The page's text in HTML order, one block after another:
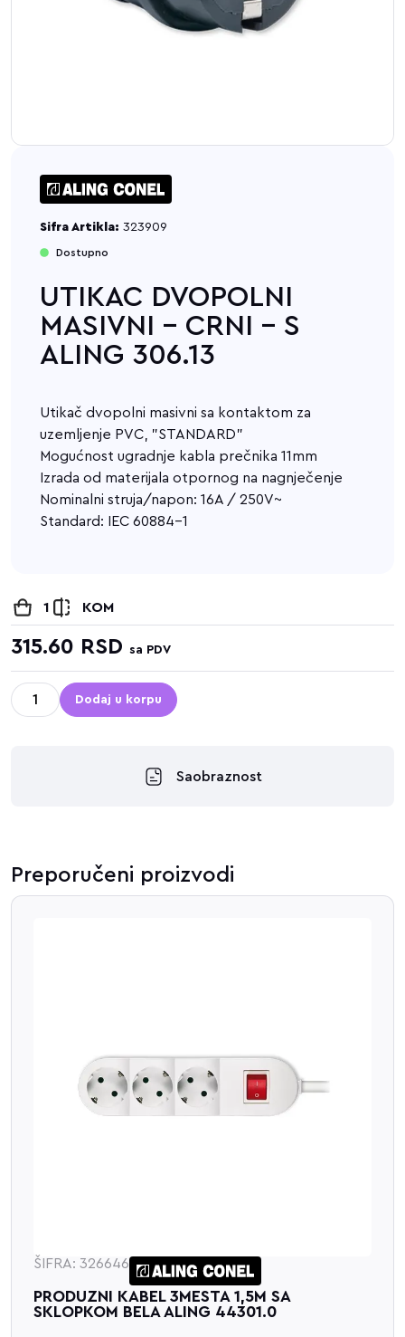
Sifra Artikla: 323909
Dostupno
UTIKAC DVOPOLNI
MASIVNI - CRNI - S
ALING 306.13
Utikač dvopolni masivni sa kontaktom za
uzemljenje PVC, "STANDARD"
Mogućnost ugradnje kabla prečnika 11mm
Izrada od materijala otpornog na nagnječenje
Nominalni struja/napon: 16A / 250V~
Standard: IEC 60884-1
1 KOM
315.60 RSD sa PDV
Dodaj u korpu
Saobraznost
Preporučeni proizvodi
ŠIFRA: 326646
PRODUZNI KABEL 3MESTA 1,5M SA
SKLOPKOM BELA ALING 44301.0